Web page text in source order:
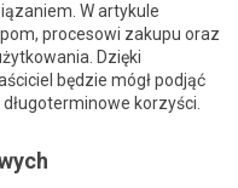
W artykule
procesowi zakupu oraz
Dzięki
będzie mógł podjąć
korzyści.